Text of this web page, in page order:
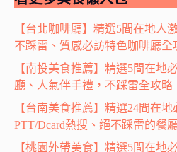
【台北咖啡廳】精選5間在地人
不踩雷、質感必訪特色咖啡廳全
【南投美食推薦】精選5間在地
廳、人氣伴手禮，不踩雷全攻略
【台南美食推薦】精選24間在地
PTT/Dcard熱搜、絕不踩雷的餐
【桃園外帶美食】精選5間在地